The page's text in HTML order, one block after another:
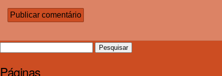
Pesquisar
Páginas